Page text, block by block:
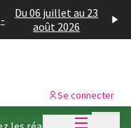
-
Du 06 juillet au 23
août 2026
Menu
Se connecter